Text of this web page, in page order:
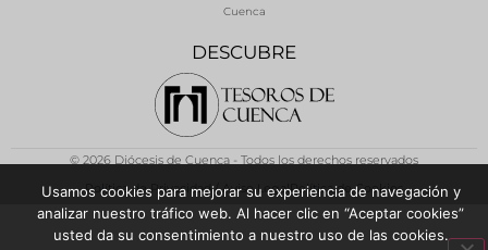
DESCUBRE
Cuenca
© 2026 Diócesis de Cuenca - Todos los derechos reservados
Política de Privacidad / Aviso LegalPolítica de Cookies
Usamos cookies para mejorar su experiencia de navegación y
analizar nuestro tráfico web. Al hacer clic en “Aceptar cookies”
usted da su consentimiento a nuestro uso de las cookies.